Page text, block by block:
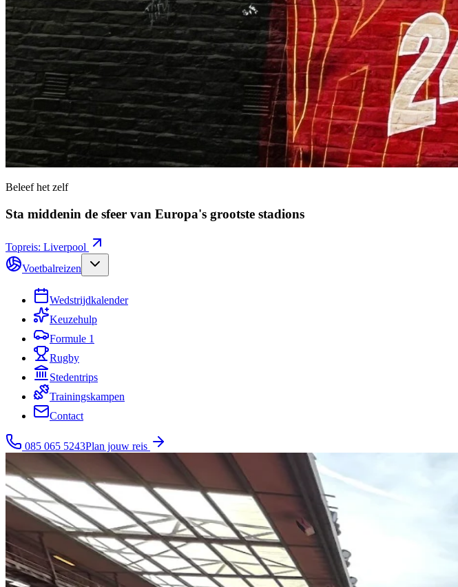
Beleef het zelf
Sta middenin de sfeer van Europa's grootste stadions
Topreis: Liverpool
Voetbalreizen
Wedstrijdkalender
Keuzehulp
Formule 1
Rugby
Stedentrips
Trainingskampen
Contact
085 065 5243Plan jouw reis